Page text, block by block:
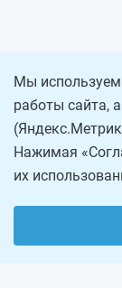
Мы
работы сайта,
Нажимая
их